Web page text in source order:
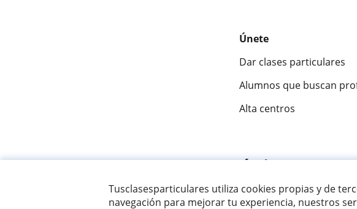
Tusclasesparticulares utiliza cookies propias y de
navegación para mejorar tu experiencia, nuestros
Únete
Dar clases particulares
Alumnos que buscan
Alta centros
Fantástica 9,5/10
© 2007 - 2026 Tus clases particulares